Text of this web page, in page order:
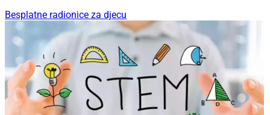
Besplatne radionice za djecu